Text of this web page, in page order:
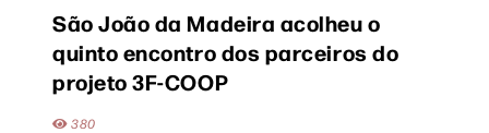
São João da Madeira acolheu o
quinto encontro dos parceiros do
projeto 3F-COOP
380